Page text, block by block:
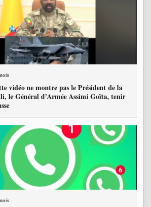
vidéo ne montre pas le Président de la
le Général d’Armée Assimi Goïta, tenir